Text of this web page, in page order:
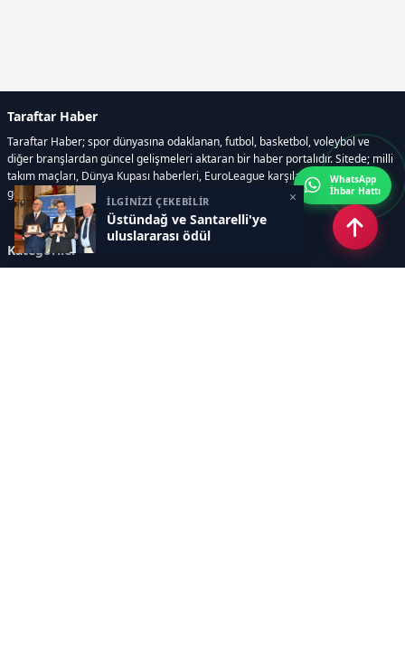
İLGİNİZİ ÇEKEBİLİR
Üstündağ ve Santarelli'ye
uluslararası ödül
×
Taraftar Haber
Taraftar Haber; spor dünyasına odaklanan, futbol, basketbol, voleybol ve
diğer branşlardan güncel gelişmeleri aktaran bir haber portalıdır. Sitede; milli
takım maçları, Dünya Kupası haberleri, EuroLeague karşılaşmaları, transfer
gelişmeleri, sporcuların biyografileri, anketler yer almaktadır.
Kategoriler
WhatsApp
İhbar Hattı